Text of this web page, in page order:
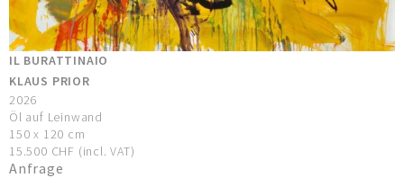
IL BURATTINAIO
KLAUS PRIOR
2026
Öl auf Leinwand
150 x 120 cm
15.500 CHF (incl. VAT)
Anfrage